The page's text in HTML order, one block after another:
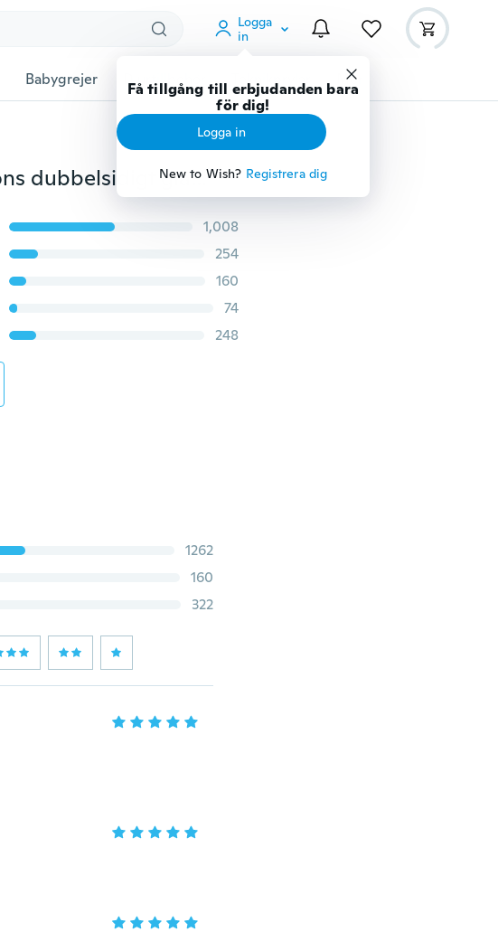
Logga
in
Få tillgång till erbjudanden bara
för dig!
Logga in
New to Wish? Registrera dig
Babygrejer Djurtillbehör Teknikprylar Mer
Nytt rakt design magnetiskt metalladsorptions dubbelsidigt glasfodral för Iphone12 12Pro 12Mini 12Pro Max Iphone 11 11Pro 11Pro Max Iphonex Xs Max Xr Magnet Adsorptionskåpa för Iphone 7 8 Plus SE 2020
1,008
254
160
74
248
1262
160
322